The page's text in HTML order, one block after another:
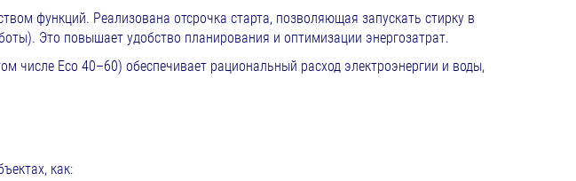
функций. Реализована отсрочка старта, позволяющая запускать стирку в
Это повышает удобство планирования и оптимизации энергозатрат.
Eco 40–60) обеспечивает рациональный расход электроэнергии и воды,
как: